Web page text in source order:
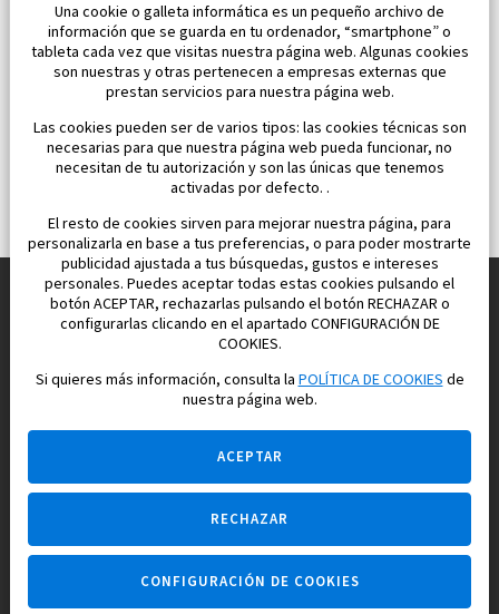
Construimos y vendemos propiedades
para su vida feliz en España
Agencia inmobiliaria +34 647 173 382
Una cookie o galleta informática es un pequeño archivo de
información que se guarda en tu ordenador, “smartphone” o
tableta cada vez que visitas nuestra página web. Algunas cookies
son nuestras y otras pertenecen a empresas externas que
prestan servicios para nuestra página web.
Las cookies pueden ser de varios tipos: las cookies técnicas son
necesarias para que nuestra página web pueda funcionar, no
necesitan de tu autorización y son las únicas que tenemos
activadas por defecto. .
El resto de cookies sirven para mejorar nuestra página, para
personalizarla en base a tus preferencias, o para poder mostrarte
publicidad ajustada a tus búsquedas, gustos e intereses
personales. Puedes aceptar todas estas cookies pulsando el
botón ACEPTAR, rechazarlas pulsando el botón RECHAZAR o
configurarlas clicando en el apartado CONFIGURACIÓN DE
COOKIES.
Si quieres más información, consulta laPOLÍTICA DE COOKIESde
nuestra página web.
ACEPTAR
RECHAZAR
CONFIGURACIÓN DE COOKIES